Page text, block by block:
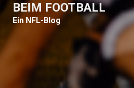
BEIM FOOTBALL
Ein NFL-Blog